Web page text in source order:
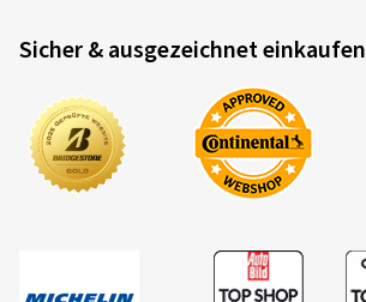
Sicher & ausgezeichnet einkaufen